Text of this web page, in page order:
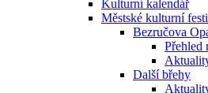
Kulturní kalendář
Městské kulturní
Bezručova
Přehled
Další břehy